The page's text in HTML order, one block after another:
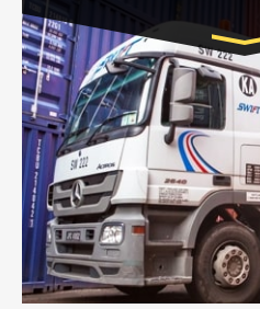
Цена за км.
- Контейнерные
оборудованном
безопасно.
- Наша транспортная
организовать доставку в
стандартных контейнеров
шаландах и площадках
используя надежные